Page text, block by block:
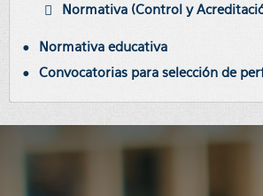
Normativa (Control y
Normativa educativa
Convocatorias para selección de